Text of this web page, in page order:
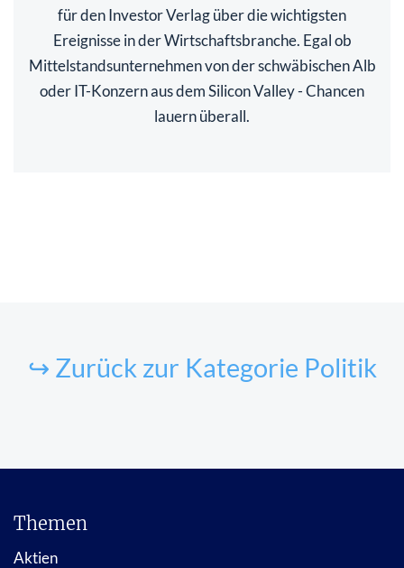
für den Investor Verlag über die wichtigsten
Ereignisse in der Wirtschaftsbranche. Egal ob
Mittelstandsunternehmen von der schwäbischen Alb
oder IT-Konzern aus dem Silicon Valley - Chancen
lauern überall.
↪ Zurück zur Kategorie Politik
Themen
Aktien